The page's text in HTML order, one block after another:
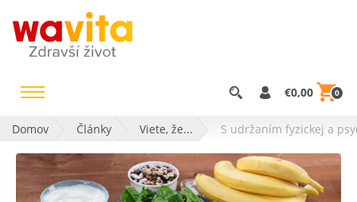
€0,00 0
Domov Články Viete, že... S udržaním fyzickej a